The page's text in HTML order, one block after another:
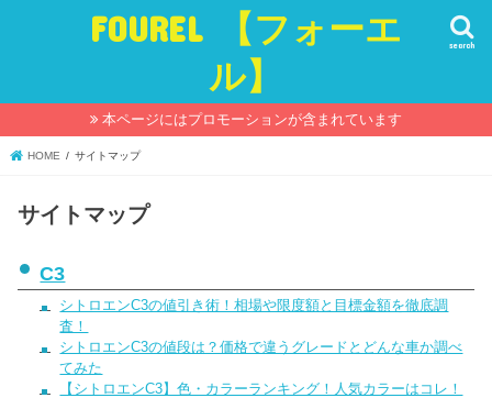
FOUREL 【フォーエ
ル】
search
本ページにはプロモーションが含まれています
HOME サイトマップ
サイトマップ
C3
シトロエンC3の値引き術！相場や限度額と目標金額を徹底調
査！
シトロエンC3の値段は？価格で違うグレードとどんな車か調べ
てみた
【シトロエンC3】色・カラーランキング！人気カラーはコレ！